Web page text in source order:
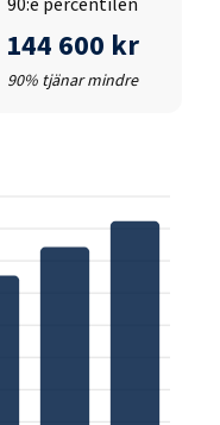
144 600 kr
90% tjänar mindre